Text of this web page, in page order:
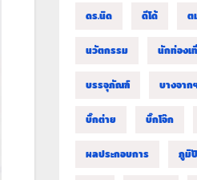
ดร.นิด ดีโด้ ต
นวัตกรรม นักท่องเ
บรรจุภัณฑ์ บางจาก
บิ๊กต่าย บิ๊กโจ๊ก
ผลประกอบการ ภูมิ